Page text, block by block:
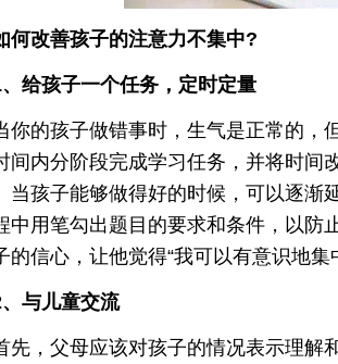
改善孩子的注意力不集中?
孩子一个任务，定时定量
孩子做错事时，生气是正常的，
间内分阶段完成学习任务，并将时间
当孩子能够做得好的时候，可以逐渐
中用笔勾出题目的要求和条件，以防
的信心，让他觉得“我可以有意识地集
儿童交流
父母应该对孩子的情况表示理解